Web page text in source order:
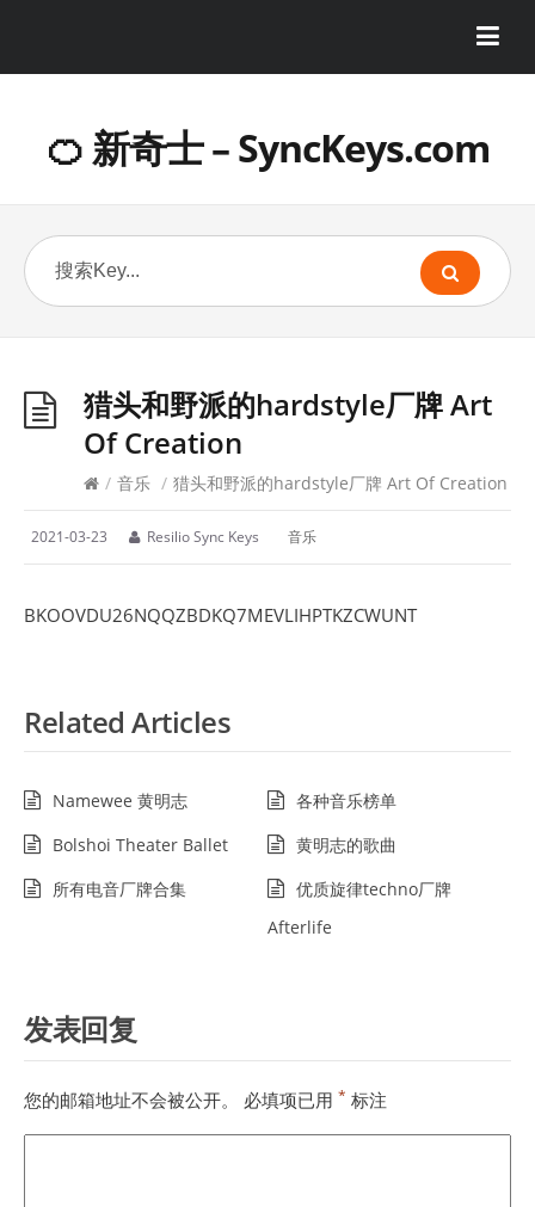
🍊 新奇士 – SyncKeys.com
猎头和野派的hardstyle厂牌 Art
Of Creation
/ 音乐 / 猎头和野派的hardstyle厂牌 Art Of Creation
2021-03-23 Resilio Sync Keys 音乐
BKOOVDU26NQQZBDKQ7MEVLIHPTKZCWUNT
Related Articles
Namewee 黄明志
各种音乐榜单
Bolshoi Theater Ballet
黄明志的歌曲
所有电音厂牌合集
优质旋律techno厂牌
Afterlife
发表回复
您的邮箱地址不会被公开。 必填项已用 * 标注